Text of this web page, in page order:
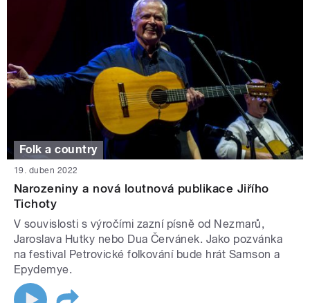
Folk a country
19. duben 2022
Narozeniny a nová loutnová publikace Jiřího
Tichoty
V souvislosti s výročími zazní písně od Nezmarů,
Jaroslava Hutky nebo Dua Červánek. Jako pozvánka
na festival Petrovické folkování bude hrát Samson a
Epydemye.